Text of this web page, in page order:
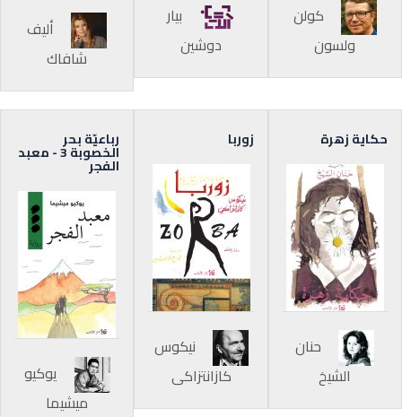
كولن
ولسون
بيار
دوشين
أليف
شافاك
حكاية زهرة
حنان
الشيخ
زوربا
نيكوس
كازانتزاكي
رباعيّة بحر
الخصوبة 3 - معبد
الفجر
يوكيو
ميشيما